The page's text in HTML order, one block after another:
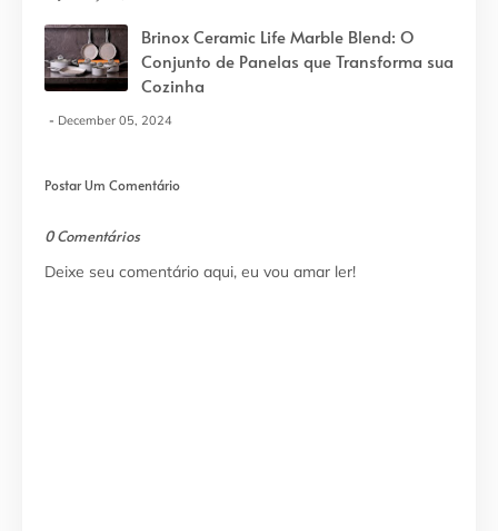
Brinox Ceramic Life Marble Blend: O
Conjunto de Panelas que Transforma sua
Cozinha
December 05, 2024
Postar Um Comentário
0 Comentários
Deixe seu comentário aqui, eu vou amar ler!